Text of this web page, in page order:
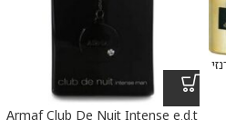
Armaf Club De Nuit Intense e.d.t